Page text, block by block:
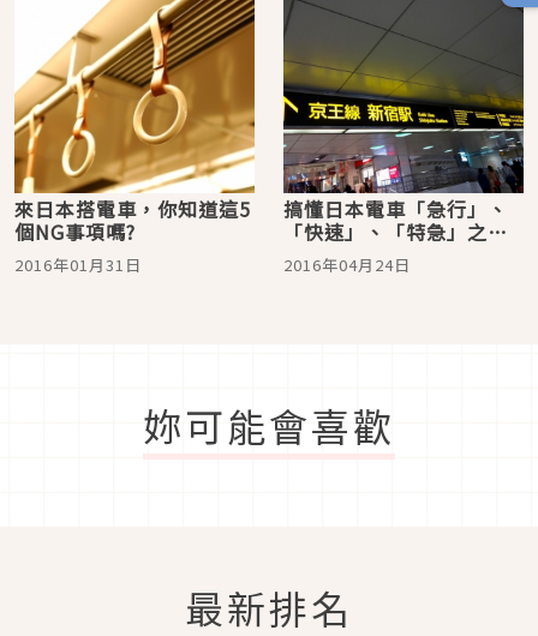
來日本搭電車，你知道這5
個NG事項嗎?
2016年01月31日
搞懂日本電車「急行」、
「快速」、「特急」之間
的區別
2016年04月24日
妳可能會喜歡
最新排名